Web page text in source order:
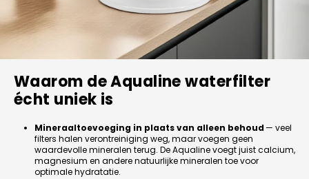
Waarom de Aqualine waterfilter
écht uniek is
Mineraaltoevoeging in plaats van alleen behoud — veel
filters halen verontreiniging weg, maar voegen geen
waardevolle mineralen terug. De Aqualine voegt juist calcium,
magnesium en andere natuurlijke mineralen toe voor
optimale hydratatie.